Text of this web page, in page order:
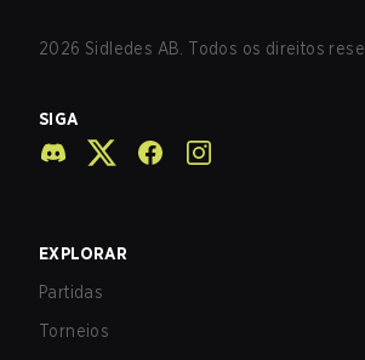
2026 Sidledes AB. Todos os direitos
SIGA
EXPLORAR
Partidas
Torneios